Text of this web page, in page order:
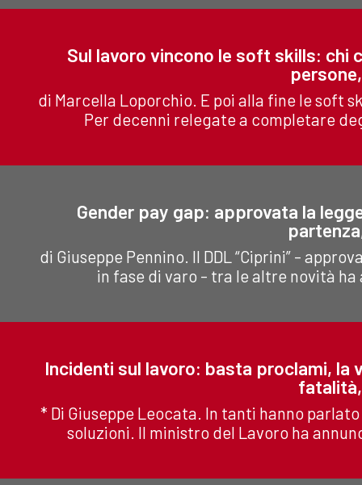
Sul lavoro vincono le soft skills: chi
di Marcella Loporchio. E poi alla fine le soft
Per decenni relegate a completare
Gender pay gap: approvata la
di Giuseppe Pennino. Il DDL “Ciprini” -
in fase di varo - tra le altre novità
Incidenti sul lavoro: basta proclami, la
* Di Giuseppe Leocata. In tanti hanno
soluzioni. Il ministro del Lavoro ha